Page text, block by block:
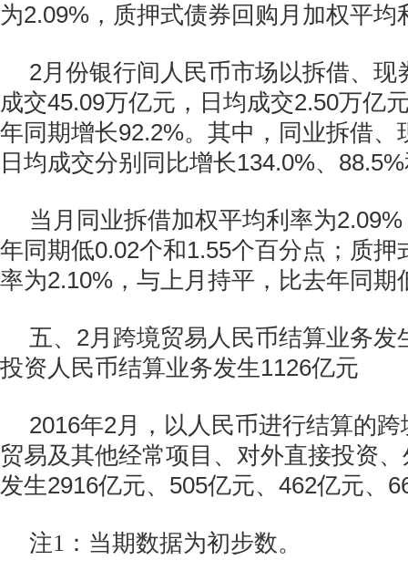
为2.09%，质押式债券回购月加权平均
2月份银行间人民币市场以拆借、现
成交45.09万亿元，日均成交2.50万亿
年同期增长92.2%。其中，同业拆借、
日均成交分别同比增长134.0%、
当月同业拆借加权平均利率为
年同期低0.02个和1.55个百分点；质押
率为2.10%，与上月持平，比去年同期
五、2月跨境贸易人民币结算业务发
投资人民币结算业务发生1126亿元
2016年2月，以人民币进行结算的
贸易及其他经常项目、对外直接投资
发生2916亿元、505亿元、462亿元、
注1：当期数据为初步数。